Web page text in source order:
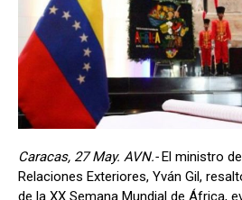
Caracas, 27 May. AVN.-El ministro
Relaciones Exteriores, Yván Gil,
de la XX Semana Mundial de África,